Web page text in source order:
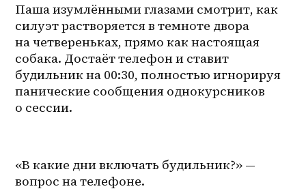
Паша изумлёнными глазами смотрит, как
силуэт растворяется в темноте двора
на четвереньках, прямо как настоящая
собака. Достаёт телефон и ставит
будильник на 00:30, полностью игнорируя
панические сообщения однокурсников
о сессии.
«В какие дни включать будильник?» —
вопрос на телефоне.